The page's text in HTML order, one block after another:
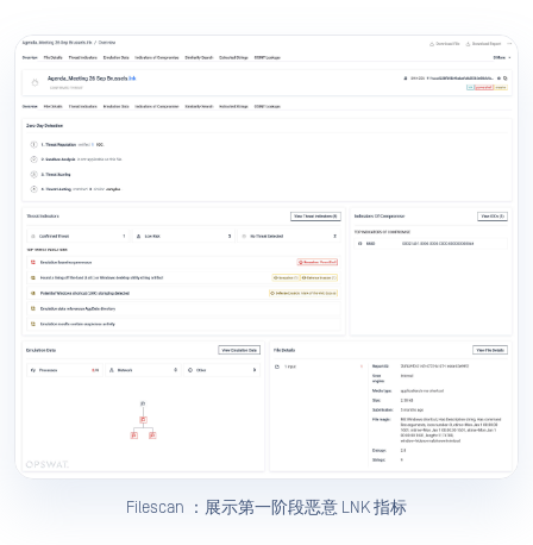
Filescan ：展示第一阶段恶意 LNK 指标